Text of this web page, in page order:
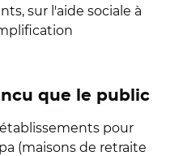
sur l'aide sociale à
que le public
pour
(maisons de retraite